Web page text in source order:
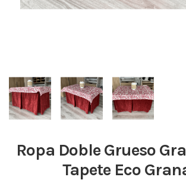
Ropa Doble Grueso
Tapete Eco